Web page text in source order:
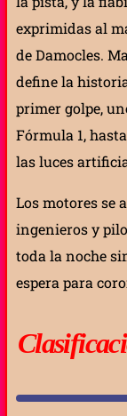
exprimidas al
de Damocles.
define la
primer golpe,
Fórmula 1,
las luces
Los motores se
ingenieros y
toda la noche
espera para